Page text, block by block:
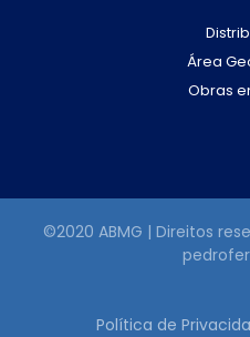
Área
Obras
©2020 ABMG | Direitos
Política de